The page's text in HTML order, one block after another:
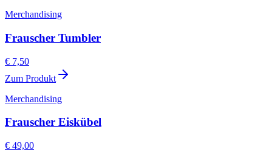
Merchandising
Frauscher Tumbler
€ 7,50
Zum Produkt
Merchandising
Frauscher Eiskübel
€ 49,00